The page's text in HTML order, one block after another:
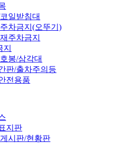
일받침대
차금지(오뚜기)
주차금지
봉/삼각대
판/출차주의등
전용품
지판
시판/현황판